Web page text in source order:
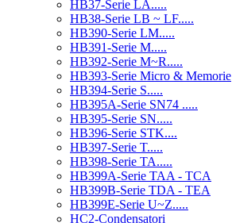
HB37-Serie LA.....
HB38-Serie LB ~ LF.....
HB390-Serie LM.....
HB391-Serie M.....
HB392-Serie M~R.....
HB393-Serie Micro & Memorie
HB394-Serie S.....
HB395A-Serie SN74 .....
HB395-Serie SN.....
HB396-Serie STK....
HB397-Serie T.....
HB398-Serie TA.....
HB399A-Serie TAA - TCA
HB399B-Serie TDA - TEA
HB399E-Serie U~Z.....
HC2-Condensatori